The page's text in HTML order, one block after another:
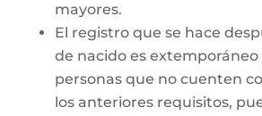
mayores.
El registro que se hace
de nacido es extemporáneo
personas que no cuenten
los anteriores requisitos,